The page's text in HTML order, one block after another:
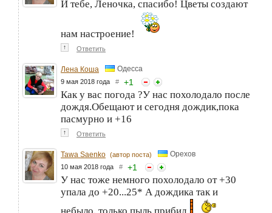
И тебе, Леночка, спасибо! Цветы создают
нам настроение!
↑ Ответить
Лена Коша Одесса
9 мая 2018 года # +1
Как у вас погода ?У нас похолодало после
дождя.Обещают и сегодня дождик,пока
пасмурно и +16
↑ Ответить
Tawa Saenko (автор поста) Орехов
10 мая 2018 года # +1
У нас тоже немного похолодало от +30
упала до +20...25* А дождика так и